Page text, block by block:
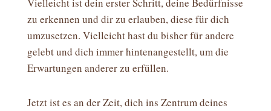
Vielleicht ist dein erster Schritt, deine Bedürfnisse
zu erkennen und dir zu erlauben, diese für dich
umzusetzen. Vielleicht hast du bisher für andere
gelebt und dich immer hintenangestellt, um die
Erwartungen anderer zu erfüllen.
Jetzt ist es an der Zeit, dich ins Zentrum deines